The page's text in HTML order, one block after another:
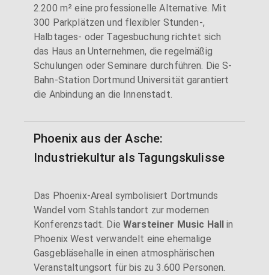
2.200 m² eine professionelle Alternative. Mit
300 Parkplätzen und flexibler Stunden-,
Halbtages- oder Tagesbuchung richtet sich
das Haus an Unternehmen, die regelmäßig
Schulungen oder Seminare durchführen. Die S-
Bahn-Station Dortmund Universität garantiert
die Anbindung an die Innenstadt.
Phoenix aus der Asche:
Industriekultur als Tagungskulisse
Das Phoenix-Areal symbolisiert Dortmunds
Wandel vom Stahlstandort zur modernen
Konferenzstadt. DieWarsteiner Music Hall in
Phoenix West verwandelt eine ehemalige
Gasgebläsehalle in einen atmosphärischen
Veranstaltungsort für bis zu 3.600 Personen.